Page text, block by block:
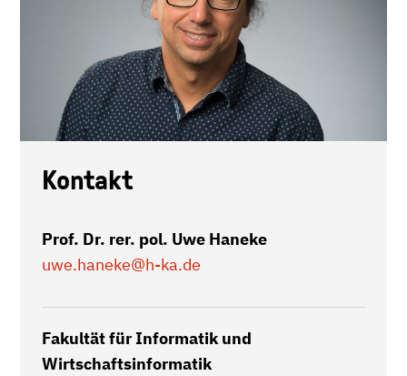
Kontakt
Prof. Dr. rer. pol. Uwe Haneke
uwe.haneke@h-ka.de
Fakultät für Informatik und
Wirtschaftsinformatik